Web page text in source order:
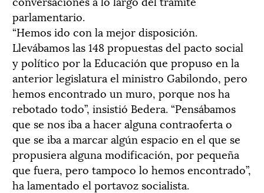
parlamentario.
“Hemos ido con la mejor disposición.
Llevábamos las 148 propuestas del pacto social
y político por la Educación que propuso en la
anterior legislatura el ministro Gabilondo, pero
hemos encontrado un muro, porque nos ha
rebotado todo”, insistió Bedera. “Pensábamos
que se nos iba a hacer alguna contraoferta o
que se iba a marcar algún espacio en el que se
propusiera alguna modificación, por pequeña
que fuera, pero tampoco lo hemos encontrado”,
ha lamentado el portavoz socialista.